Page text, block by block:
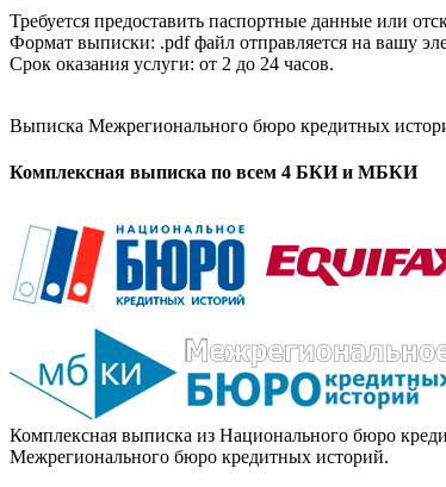
Требуется предоставить паспортные данные или
Формат выписки: .pdf файл отправляется на вашу
Срок оказания услуги: от 2 до 24 часов.
Выписка Межрегионального бюро кредитных
Комплексная выписка по всем 4 БКИ и МБКИ
Комплексная выписка из Национального бюро
Межрегионального бюро кредитных историй.